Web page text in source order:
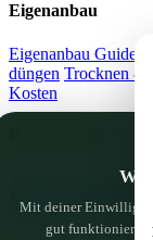
Wir
Mit deiner
gut funktioniert —
Eigenanbau
Eigenanbau Guide
düngen Trocknen &
Kosten
THC-Grenzwert Auto
Cannabis im Auto